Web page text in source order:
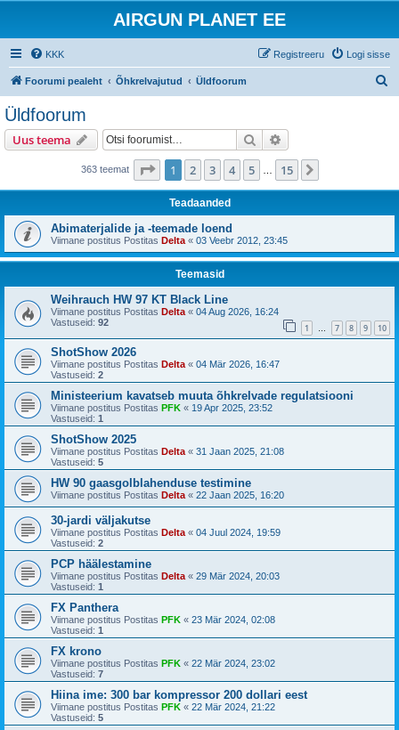
AIRGUN PLANET EE
KKK Logi sisse
Registreeru
Foorumi pealeht Õhkrelvajutud Üldfoorum
Üldfoorum
Uus teema Otsi
363 teemat 1 . leht15 -st
1 2 3 4 5 15
Teadaanded
Abimaterjalide ja -teemade loend
Viimane postitus Postitas Delta « 03 Veebr 2012, 23:45
Teemasid
Weihrauch HW 97 KT Black Line
Viimane postitus Postitas Delta « 04 Aug 2026, 16:24
Vastuseid: 92 1 … 7 8 9 10
ShotShow 2026
Viimane postitus Postitas Delta « 04 Mär 2026, 16:47
Vastuseid: 2
Ministeerium kavatseb muuta õhkrelvade regulatsiooni
Viimane postitus Postitas PFK « 19 Apr 2025, 23:52
Vastuseid: 1
ShotShow 2025
Viimane postitus Postitas Delta « 31 Jaan 2025, 21:08
Vastuseid: 5
HW 90 gaasgolblahenduse testimine
Viimane postitus Postitas Delta « 22 Jaan 2025, 16:20
30-jardi väljakutse
Viimane postitus Postitas Delta « 04 Juul 2024, 19:59
Vastuseid: 2
PCP häälestamine
Viimane postitus Postitas Delta « 29 Mär 2024, 20:03
Vastuseid: 1
FX Panthera
Viimane postitus Postitas PFK « 23 Mär 2024, 02:08
Vastuseid: 1
FX krono
Viimane postitus Postitas PFK « 22 Mär 2024, 23:02
Vastuseid: 7
Hiina ime: 300 bar kompressor 200 dollari eest
Viimane postitus Postitas PFK « 22 Mär 2024, 21:22
Vastuseid: 5